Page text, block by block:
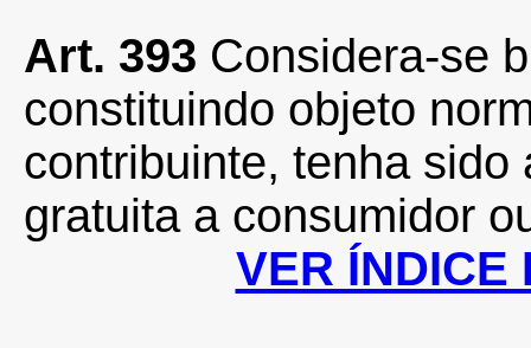
Art. 393 Considera-se
constituindo objeto
contribuinte, tenha
gratuita a consumidor
VER ÍNDICE